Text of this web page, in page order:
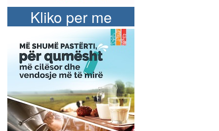
Kliko per me
shume